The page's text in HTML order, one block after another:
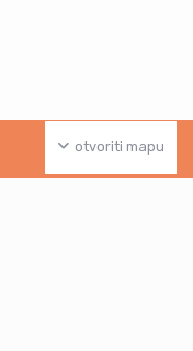
otvoriti mapu